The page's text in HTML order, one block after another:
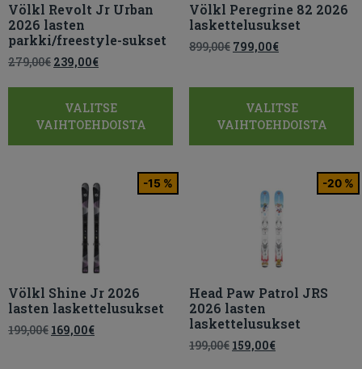
Völkl Revolt Jr Urban
2026 lasten
parkki/freestyle-sukset
279,00€ 239,00€
VALITSE
VAIHTOEHDOISTA
Völkl Peregrine 82 2026
laskettelusukset
899,00€ 799,00€
VALITSE
VAIHTOEHDOISTA
-15 %
Völkl Shine Jr 2026
lasten laskettelusukset
199,00€ 169,00€
-20 %
Head Paw Patrol JRS
2026 lasten
laskettelusukset
199,00€ 159,00€